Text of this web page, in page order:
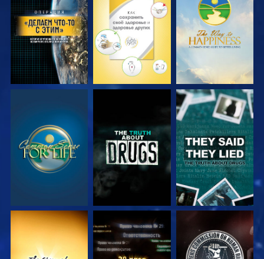
СМОТРЕТЬ СМОТРЕТЬ СМОТРЕТЬ
СМОТРЕТЬ СМОТРЕТЬ СМОТРЕТЬ
СМОТРЕТЬ СМОТРЕТЬ СМОТРЕТЬ